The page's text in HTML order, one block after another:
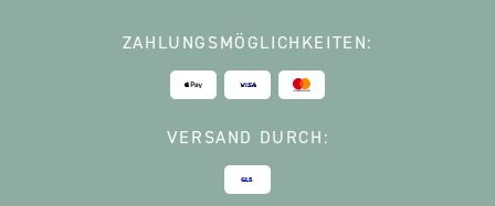
ZAHLUNGSMÖGLICHKEITEN:
VERSAND DURCH: